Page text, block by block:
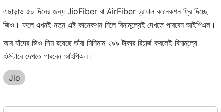
এছাড়াও ৫০ দিনের জন্য JioFiber বা AirFiber ট্রায়াল কানেকশন ফ্রি দিচ্ছে
জিও। ফলে এখনই নতুন এই কানেকশন নিলে বিনামূল্যেই দেখতে পারবেন আইপিএল।
আর যাঁদের জিও সিম রয়েছে তাঁরা মিনিমাম ২৯৯ টাকার রিচার্জ করলেই বিনামূল্যে
হটস্টারে দেখতে পারবেন আইপিএল।
Jio